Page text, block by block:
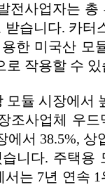
전사업자는 총
습니다. 카터
한 미국산 모
로 작용할 수
모듈 시장에서
조사업체 우드
에서 38.5%, 상
니다. 주택용
는 7년 연속